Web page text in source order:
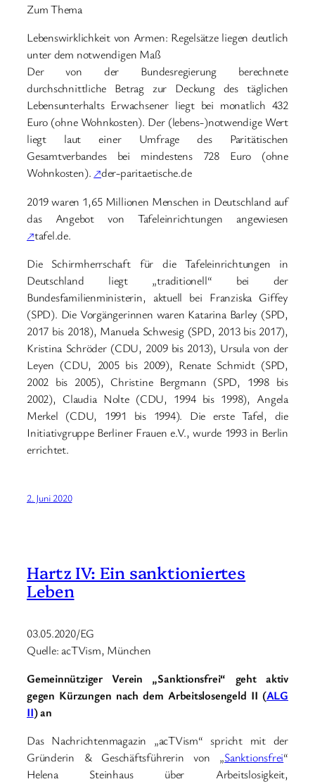
Zum Thema
Lebenswirklichkeit von Armen: Regelsätze liegen deutlich
unter dem notwendigen Maß
Der von der Bundesregierung berechnete
durchschnittliche Betrag zur Deckung des täglichen
Lebensunterhalts Erwachsener liegt bei monatlich 432
Euro (ohne Wohnkosten). Der (lebens-)notwendige Wert
liegt laut einer Umfrage des Paritätischen
Gesamtverbandes bei mindestens 728 Euro (ohne
Wohnkosten). ↗der-paritaetische.de
2019 waren 1,65 Millionen Menschen in Deutschland auf
das Angebot von Tafeleinrichtungen angewiesen
↗tafel.de.
Die Schirmherrschaft für die Tafeleinrichtungen in
Deutschland liegt „traditionell“ bei der
Bundesfamilienministerin, aktuell bei Franziska Giffey
(SPD). Die Vorgängerinnen waren Katarina Barley (SPD,
2017 bis 2018), Manuela Schwesig (SPD, 2013 bis 2017),
Kristina Schröder (CDU, 2009 bis 2013), Ursula von der
Leyen (CDU, 2005 bis 2009), Renate Schmidt (SPD,
2002 bis 2005), Christine Bergmann (SPD, 1998 bis
2002), Claudia Nolte (CDU, 1994 bis 1998), Angela
Merkel (CDU, 1991 bis 1994). Die erste Tafel, die
Initiativgruppe Berliner Frauen e.V., wurde 1993 in Berlin
errichtet.
2. Juni 2020
Hartz IV: Ein sanktioniertes
Leben
03.05.2020/EG
Quelle: acTVism, München
Gemeinnütziger Verein „Sanktionsfrei“ geht aktiv
gegen Kürzungen nach dem Arbeitslosengeld II (ALG
II) an
Das Nachrichtenmagazin „acTVism“ spricht mit der
Gründerin & Geschäftsführerin von „Sanktionsfrei“
Helena Steinhaus über Arbeitslosigkeit,